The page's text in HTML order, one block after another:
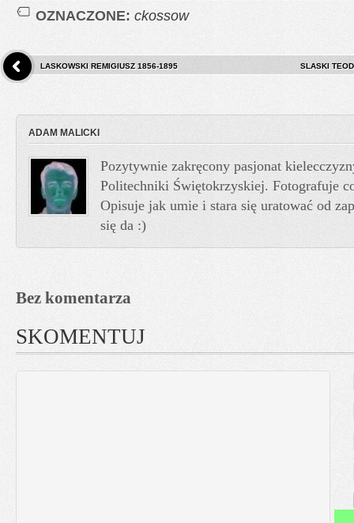
OZNACZONE: ckossow
LASKOWSKI REMIGIUSZ 1856-1895 SLASKI
ADAM MALICKI
Pozytywnie zakręcony pasjonat
Politechniki Świętokrzyskiej. Fotografuje
Opisuje jak umie i stara się uratować od
się da :)
Bez komentarza
SKOMENTUJ